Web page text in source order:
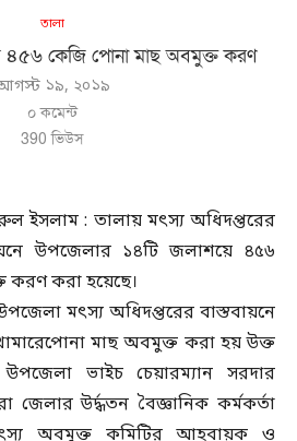
তালা
৪৫৬ কেজি পোনা মাছ অবমুক্ত করণ
১৯, ২০১৯
০ কমেন্ট
390 ভিউস
ইসলাম : তালায় মৎস্য অধিদপ্তরের
উপজেলার ১৪টি জলাশয়ে ৪৫৬
করণ করা হয়েছে।
মৎস্য অধিদপ্তরের বাস্তবায়নে
মাছ অবমুক্ত করা হয় উক্ত
ভাইচ চেয়ারম্যান সরদার
জেলার উর্দ্ধতন বৈজ্ঞানিক কর্মকর্তা
অবমুক্ত কমিটির আহবায়ক ও